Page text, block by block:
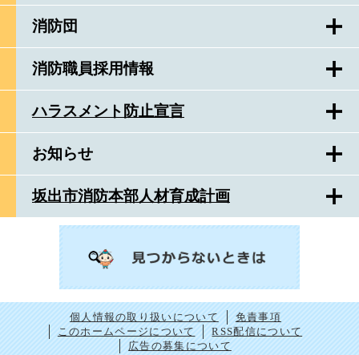
消防団
消防職員採用情報
ハラスメント防止宣言
お知らせ
坂出市消防本部人材育成計画
個人情報の取り扱いについて
免責事項
このホームページについて
RSS配信について
広告の募集について